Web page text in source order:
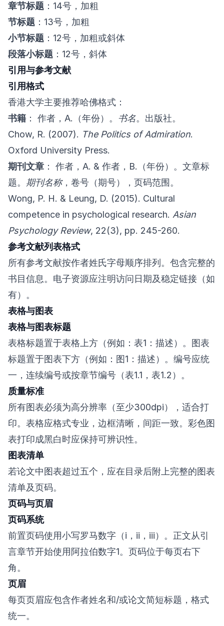
章节标题 ：14号，加粗
节标题 ：13号，加粗
小节标题 ：12号，加粗或斜体
段落小标题 ：12号，斜体
引用与参考文献
引用格式
香港大学主要推荐哈佛格式：
书籍 ： 作者，A.（年份）。 书名。出版社。
Chow, R. (2007). The Politics of Admiration.
Oxford University Press.
期刊文章 ： 作者，A. & 作者，B.（年份）。文章标
题。 期刊名称，卷号（期号），页码范围。
Wong, P. H. & Leung, D. (2015). Cultural
competence in psychological research. Asian
Psychology Review, 22(3), pp. 245-260.
参考文献列表格式
所有参考文献按作者姓氏字母顺序排列。包含完整的
书目信息。电子资源应注明访问日期及稳定链接（如
有）。
表格与图表
表格与图表标题
表格标题置于表格上方（例如：表1：描述）。图表
标题置于图表下方（例如：图1：描述）。编号应统
一，连续编号或按章节编号（表1.1，表1.2）。
质量标准
所有图表必须为高分辨率（至少300dpi），适合打
印。表格应格式专业，边框清晰，间距一致。彩色图
表打印成黑白时应保持可辨识性。
图表清单
若论文中图表超过五个，应在目录后附上完整的图表
清单及页码。
页码与页眉
页码系统
前置页码使用小写罗马数字（i，ii，iii）。正文从引
言章节开始使用阿拉伯数字1。页码位于每页右下
角。
页眉
每页页眉应包含作者姓名和/或论文简短标题，格式
统一。